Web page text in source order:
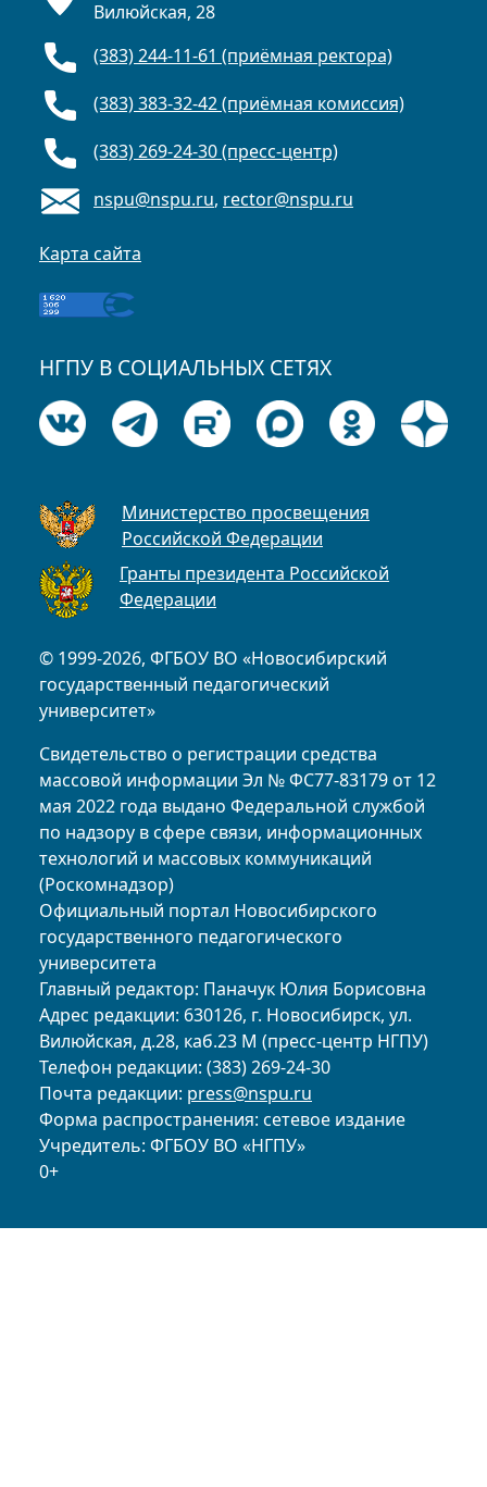
© 1999-2026, ФГБОУ ВО «Новосибирский
государственный педагогический
университет»
Свидетельство о регистрации средства
массовой информации Эл № ФС77-83179 от 12
мая 2022 года выдано Федеральной службой
по надзору в сфере связи, информационных
технологий и массовых коммуникаций
(Роскомнадзор)
Официальный портал Новосибирского
государственного педагогического
университета
Главный редактор: Паначук Юлия Борисовна
Адрес редакции: 630126, г. Новосибирск, ул.
Вилюйская, д.28, каб.23 М (пресс-центр НГПУ)
Телефон редакции: (383) 269-24-30
Почта редакции: press@nspu.ru
Форма распространения: сетевое издание
Учредитель: ФГБОУ ВО «НГПУ»
0+
Вилюйская, 28
(383) 244-11-61 (приёмная ректора)
(383) 383-32-42 (приёмная комиссия)
(383) 269-24-30 (пресс-центр)
nspu@nspu.ru, rector@nspu.ru
Карта сайта
НГПУ В СОЦИАЛЬНЫХ СЕТЯХ
Министерство просвещения
Российской Федерации
Гранты президента Российской
Федерации